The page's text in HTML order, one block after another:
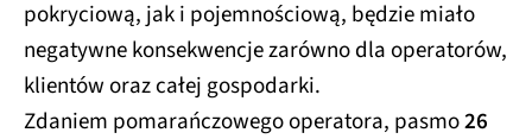
pokryciową, jak i pojemnościową, będzie miało
negatywne konsekwencje zarówno dla operatorów,
klientów oraz całej gospodarki.
Zdaniem pomarańczowego operatora, pasmo26